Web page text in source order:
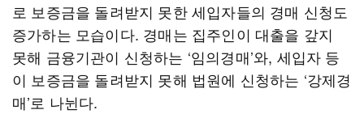
로 보증금을 돌려받지 못한 세입자들의 경매 신청도
증가하는 모습이다. 경매는 집주인이 대출을 갚지
못해 금융기관이 신청하는 ‘임의경매’와, 세입자 등
이 보증금을 돌려받지 못해 법원에 신청하는 ‘강제경
매’로 나뉜다.